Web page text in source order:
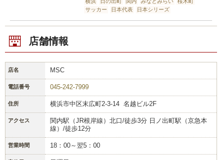
サッカー
日本代表 日本シリーズ
店舗情報
店名 MSC
電話番号 045-242-7999
住所 横浜市中区末広町2-3-14 名越ビル2F
アクセス
関内駅（JR根岸線）北口/徒歩3分 日ノ出町駅（京急本
線）/徒歩12分
営業時間 18：00～翌5：00